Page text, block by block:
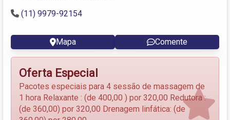
(11) 9979-92154
Mapa Comente
Oferta Especial
Pacotes especiais para 4 sessão de massagem de
1 hora Relaxante : (de 400,00 ) por 320,00 Redutora :
(de 360,00) por 320,00 Drenagem linfática: (de